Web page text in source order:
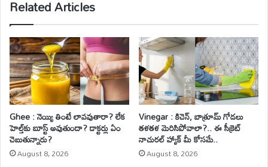
Related Articles
Ghee : నెయ్యి తింటే లావవుతారా? లేక
హెల్త్‌కు బూస్ట్ అవుతుందా? డాక్టర్లు ఏం
చెబుతున్నారు?
August 8, 2026
Vinegar : కిచెన్, బాత్రూమ్ గోడలు
తళతళ మెరిసిపోవాలా?.. ఈ సీక్రెట్
నాచురల్ హ్యాక్ మీ కోసమే..
August 8, 2026